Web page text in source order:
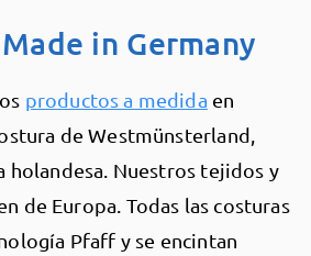
in Germany
productos a medida en
de Westmünsterland,
holandesa. Nuestros tejidos y
de Europa. Todas las costuras
Pfaff y se encintan